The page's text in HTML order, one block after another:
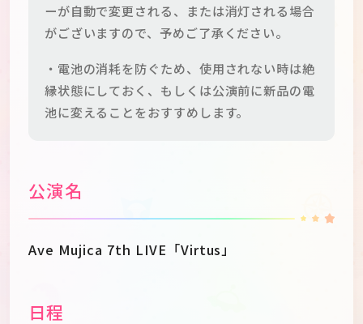
ーが自動で変更される、または消灯される場合
がございますので、予めご了承ください。
・電池の消耗を防ぐため、使用されない時は絶
縁状態にしておく、もしくは公演前に新品の電
池に変えることをおすすめします。
公演名
Ave Mujica 7th LIVE「Virtus」
日程